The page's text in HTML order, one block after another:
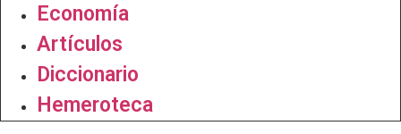
Economía
Artículos
Diccionario
Hemeroteca